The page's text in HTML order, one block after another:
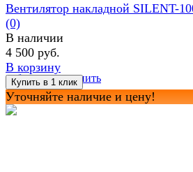
избранное сравнить
Вентилятор накладной SILENT-
(0)
В наличии
4 500 руб.
В корзину
Уточняйте наличие и цену!